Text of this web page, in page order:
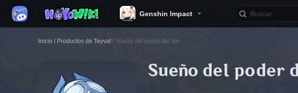
Genshin Impact
Inicio / Productos de Teyvat / Sueño del poder del sol
Sueño del poder